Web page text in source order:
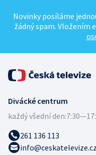
Novinky posíláme
žádný spam. Vložením